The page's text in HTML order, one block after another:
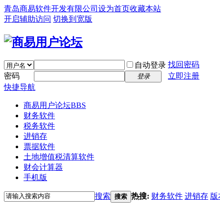
青岛商易软件开发有限公司 设为首页收藏本站
开启辅助访问 切换到宽版
自动登录 找回密码
密码
登录
立即注册
快捷导航
商易用户论坛BBS
财务软件
税务软件
进销存
票据软件
土地增值税清算软件
财会计算器
手机版
搜索 搜索 热搜: 财务软件 进销存 版